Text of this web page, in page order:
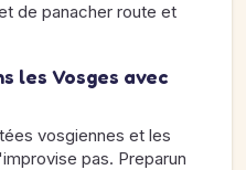
de panacher route et
les Vosges avec
vosgiennes et les
pas. Preparun